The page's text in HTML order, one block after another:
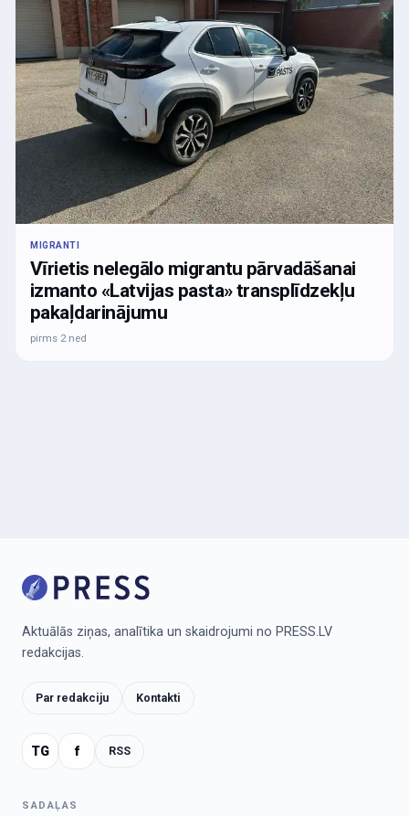
MIGRANTI
Vīrietis nelegālo migrantu pārvadāšanai
izmanto «Latvijas pasta» transplīdzekļu
pakaļdarinājumu
pirms 2 ned
Aktuālās ziņas, analītika un skaidrojumi no PRESS.LV
redakcijas.
Par redakciju Kontakti
TG f RSS
SADAĻAS